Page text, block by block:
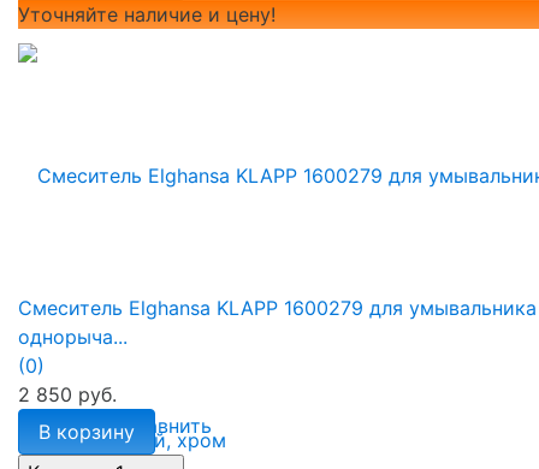
Уточняйте наличие и цену!
избранное сравнить
Смеситель Elghansa KLAPP 1600279 для умывальника
однорыча...
(0)
2 850 руб.
В корзину